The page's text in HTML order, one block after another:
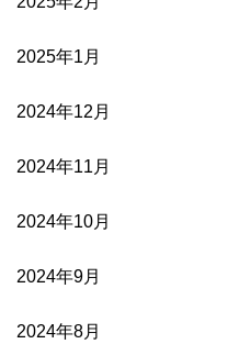
2025年1月
2024年12月
2024年11月
2024年10月
2024年9月
2024年8月